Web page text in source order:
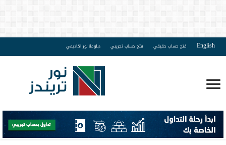
English فتح حساب حقيقي فتح حساب تجريبي دبلومة نور اكاديمي